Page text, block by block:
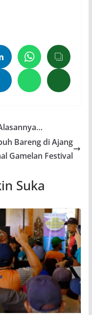
Bareng di Ajang
Gamelan Festival
Suka